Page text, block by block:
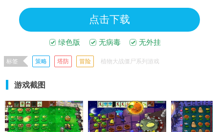
点击下载
绿色版 无病毒 无外挂
标签 策略 塔防 冒险 植物大战僵尸系列游戏
游戏截图